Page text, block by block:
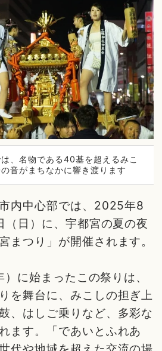
、名物である40基を超えるみこ
音がまちなかに響き渡ります
内中心部では、2025年8
（日）に、宇都宮の夏の夜
まつり」が開催されます。
に始まったこの祭りは、
を舞台に、みこしの担ぎ上
、はしご乗りなど、多彩な
ます。「であいとふれあ